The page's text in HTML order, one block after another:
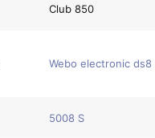
Club 850
Webo electronic ds8
5008 S